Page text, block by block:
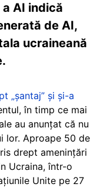
AI indică
de AI,
ucraineană
„șantaj” și și-a
în timp ce mai
au anunțat că nu
lor. Aproape 50 de
drept amenințări
Ucraina, într-o
Unite pe 27